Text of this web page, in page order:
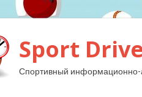
Sport
Спортивный информационно-